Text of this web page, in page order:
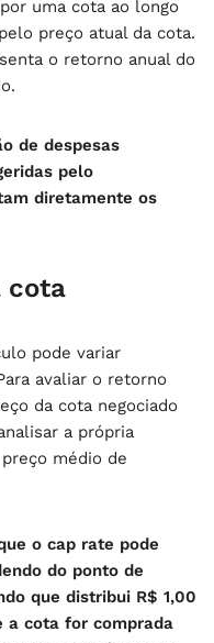
uma cota ao longo
preço atual da cota.
o retorno anual do
de despesas
pelo
diretamente os
cota
pode variar
avaliar o retorno
da cota negociado
a própria
médio de
o cap rate pode
do ponto de
que distribui R$ 1,00
a cota for comprada